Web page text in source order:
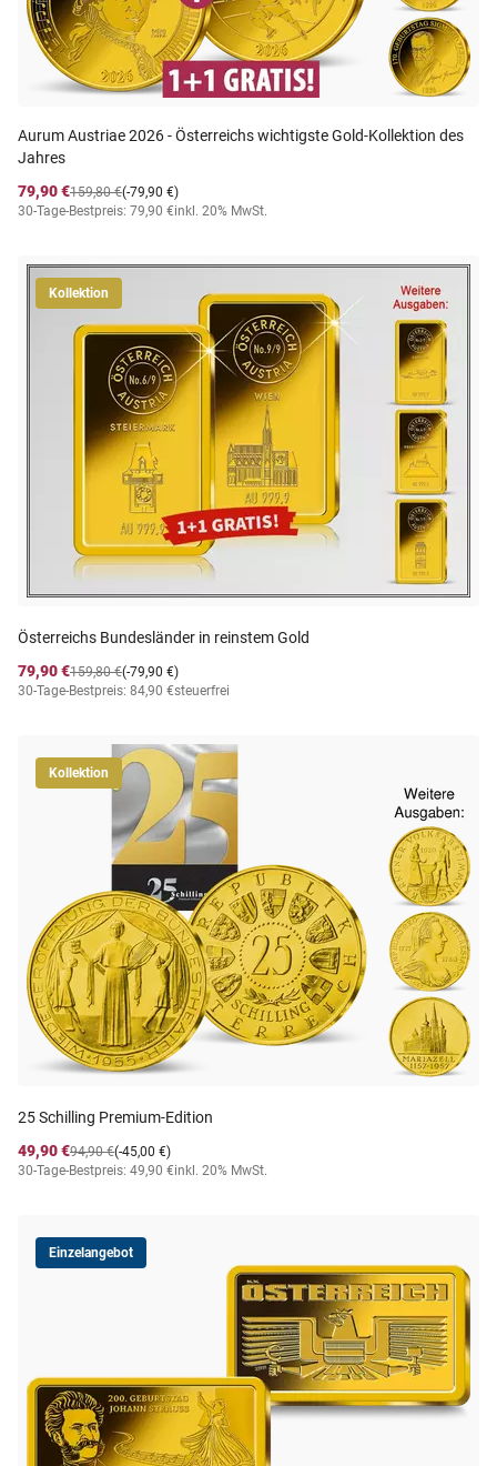
Aurum Austriae 2026 - Österreichs wichtigste Gold-Kollektion des
Jahres
79,90 €
(-79,90 €)
159,80 €
30-Tage-Bestpreis: 79,90 €inkl. 20% MwSt.
Kollektion
Österreichs Bundesländer in reinstem Gold
79,90 €
(-79,90 €)
159,80 €
30-Tage-Bestpreis: 84,90 €steuerfrei
Kollektion
25 Schilling Premium-Edition
49,90 €
(-45,00 €)
94,90 €
30-Tage-Bestpreis: 49,90 €inkl. 20% MwSt.
Einzelangebot